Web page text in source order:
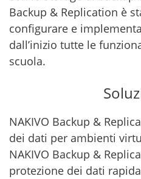
Backup & Replication è
configurare e
dall’inizio tutte le
scuola.
NAKIVO Backup &
dei dati per ambienti
NAKIVO Backup &
protezione dei dati